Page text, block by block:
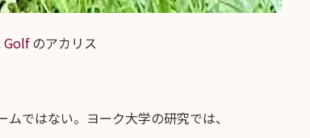
Golfのアカリス
ではない。ヨーク大学の研究では、